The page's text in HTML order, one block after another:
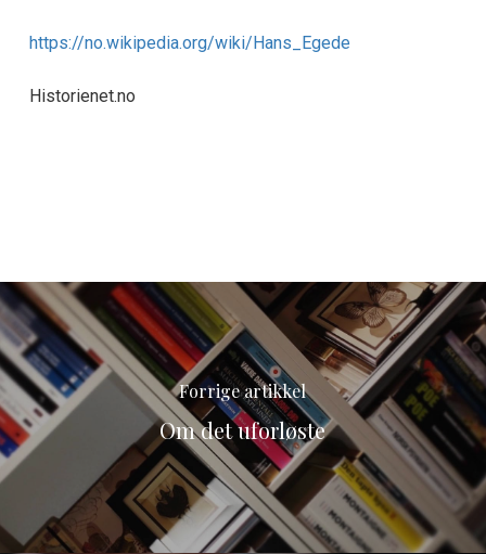
https://no.wikipedia.org/wiki/Hans_Egede
Historienet.no
Forrige artikkel
Om det uforløste